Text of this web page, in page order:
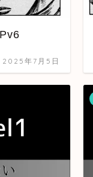
2025年7月5日